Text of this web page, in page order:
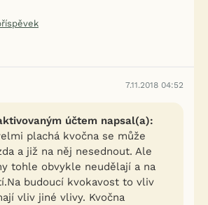
7.11.2018 04:52
účtem napsal(a):
plachá kvočna se může
a již na něj nesednout. Ale
tohle obvykle neudělají a na
budoucí kvokavost to vliv
vliv jiné vlivy. Kvočna